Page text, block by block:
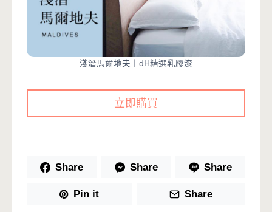
淺潛馬爾地夫｜dH精選乳膠漆
立即購買
Share Share Share
Pin it Share